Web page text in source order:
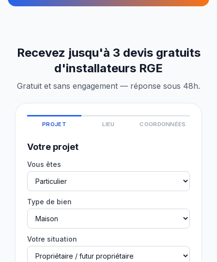
Recevez jusqu'à 3 devis gratuits
d'installateurs RGE
Gratuit et sans engagement — réponse sous 48h.
PROJET LIEU COORDONNÉES
Votre projet
Vous êtes
Type de bien
Votre situation